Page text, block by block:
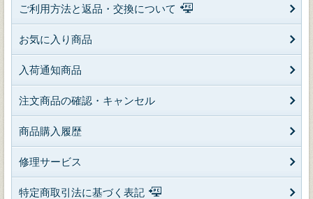
ご利用方法と返品・交換について
お気に入り商品
入荷通知商品
注文商品の確認・キャンセル
商品購入履歴
修理サービス
特定商取引法に基づく表記